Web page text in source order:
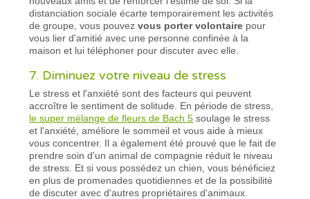
distanciation sociale écarte temporairement les activités
de groupe, vous pouvezvous porter volontaire pour
vous lier d'amitié avec une personne confinée à la
maison et lui téléphoner pour discuter avec elle.
7. Diminuez votre niveau de stress
Le stress et l'anxiété sont des facteurs qui peuvent
accroître le sentiment de solitude. En période de stress,
le super mélange de fleurs de Bach 5 soulage le stress
et l'anxiété, améliore le sommeil et vous aide à mieux
vous concentrer. Il a également été prouvé que le fait de
prendre soin d'un animal de compagnie réduit le niveau
de stress. Et si vous possédez un chien, vous bénéficiez
en plus de promenades quotidiennes et de la possibilité
de discuter avec d'autres propriétaires d'animaux.